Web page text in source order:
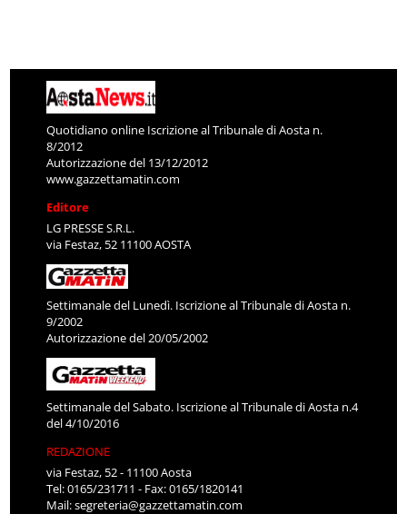
Quotidiano online Iscrizione al Tribunale di Aosta n.
8/2012
Autorizzazione del 13/12/2012
www.gazzettamatin.com
Editore
LG PRESSE S.R.L.
via Festaz, 52 11100 AOSTA
Settimanale del Lunedì. Iscrizione al Tribunale di Aosta n.
9/2002
Autorizzazione del 20/05/2002
Settimanale del Sabato. Iscrizione al Tribunale di Aosta n.4
del 4/10/2016
REDAZIONE
via Festaz, 52 - 11100 Aosta
Tel: 0165/231711 - Fax: 0165/1820141
Mail:segreteria@gazzettamatin.com